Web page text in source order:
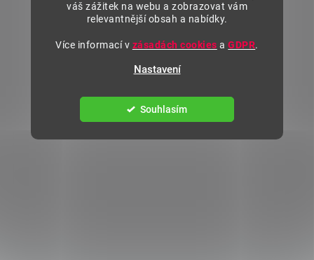
váš zážitek na webu a zobrazovat vám
relevantnější obsah a nabídky.
Více informací v zásadách cookies aGDPR.
Nastavení
Souhlasím